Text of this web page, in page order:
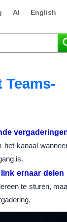
AI English
het kanaal
is.
ernaar delen
te sturen,